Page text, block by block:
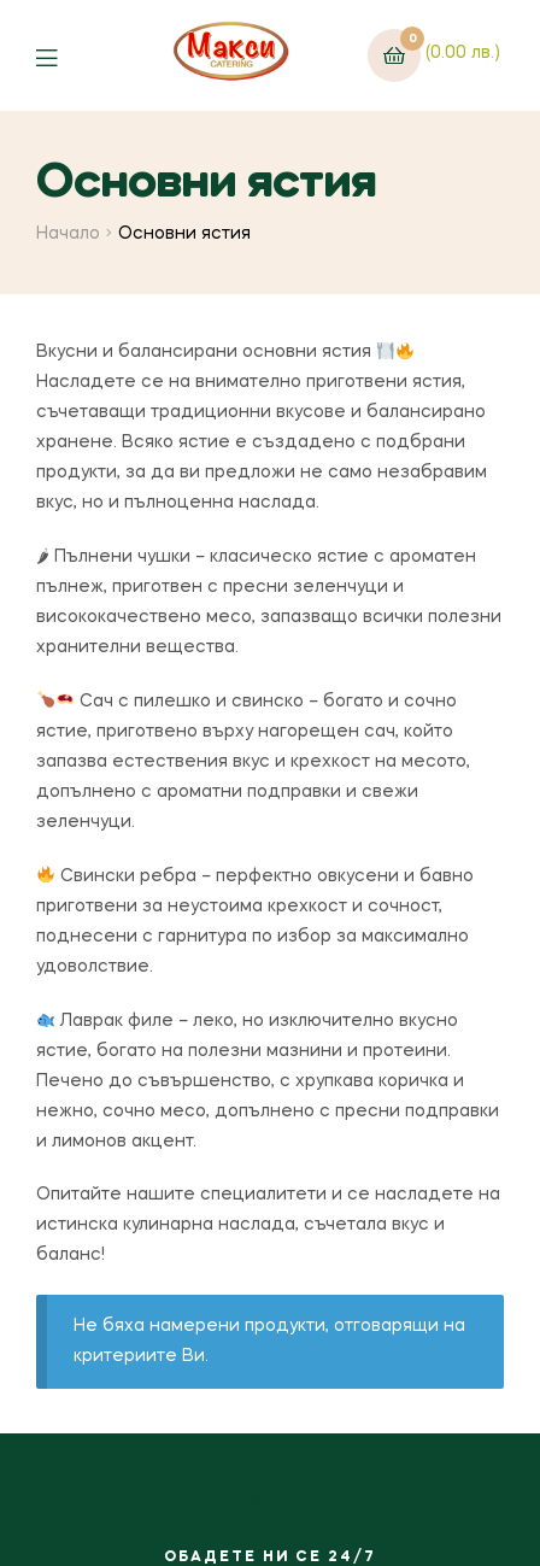
0
(0.00 лв.)
Основни ястия
Начало Основни ястия
Вкусни и балансирани основни ястия
Насладете се на внимателно приготвени ястия,
съчетаващи традиционни вкусове и балансирано
хранене. Всяко ястие е създадено с подбрани
продукти, за да ви предложи не само незабравим
вкус, но и пълноценна наслада.
🌶 Пълнени чушки – класическо ястие с ароматен
пълнеж, приготвен с пресни зеленчуци и
висококачествено месо, запазващо всички полезни
хранителни вещества.
Сач с пилешко и свинско – богато и сочно
ястие, приготвено върху нагорещен сач, който
запазва естествения вкус и крехкост на месото,
допълнено с ароматни подправки и свежи
зеленчуци.
Свински ребра – перфектно овкусени и бавно
приготвени за неустоима крехкост и сочност,
поднесени с гарнитура по избор за максимално
удоволствие.
Лаврак филе – леко, но изключително вкусно
ястие, богато на полезни мазнини и протеини.
Печено до съвършенство, с хрупкава коричка и
нежно, сочно месо, допълнено с пресни подправки
и лимонов акцент.
Опитайте нашите специалитети и се насладете на
истинска кулинарна наслада, съчетала вкус и
баланс!
Не бяха намерени продукти, отговарящи на
критериите Ви.
ОБАДЕТЕ НИ СЕ 24/7